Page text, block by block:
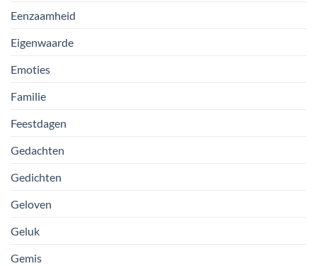
Eenzaamheid
Eigenwaarde
Emoties
Familie
Feestdagen
Gedachten
Gedichten
Geloven
Geluk
Gemis